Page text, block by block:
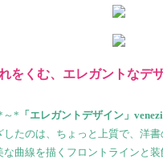
をくむ、エレガントなデ
～* 「エレガントデザイン」
たのは、ちょっと上質で、洋
な曲線を描くフロントラインと装